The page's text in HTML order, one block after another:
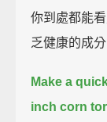
你到處都能
乏健康的成
Make a
inch corn